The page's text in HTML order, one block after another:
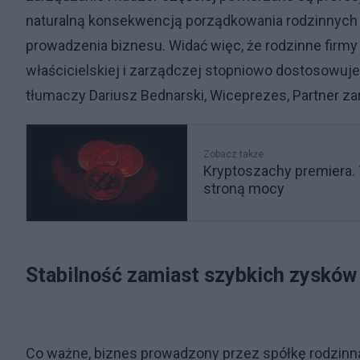
naturalną konsekwencją porządkowania
prowadzenia biznesu. Widać więc, że rodzinne
właścicielskiej i zarządczej stopniowo
tłumaczy Dariusz Bednarski, Wiceprezes, Partner
Zobacz także
Kryptoszachy
stroną mocy
Stabilność zamiast szybkich zysków
Co ważne, biznes prowadzony przez spółkę